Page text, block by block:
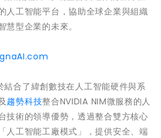
人工智能平台，協助全球企業與組織
型企業的未來。
合了緯創數技在人工智能硬件與系
趨勢科技整合NVIDIA NIM微服務的人
技術的領導優勢，透過整合雙方核心
人工智能工廠模式」，提供安全、端